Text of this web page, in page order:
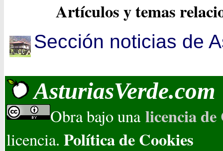
Artículos y temas
Sección noticias de
AsturiasVerde.com
Obra bajo una licencia
licencia. Política de Cookies